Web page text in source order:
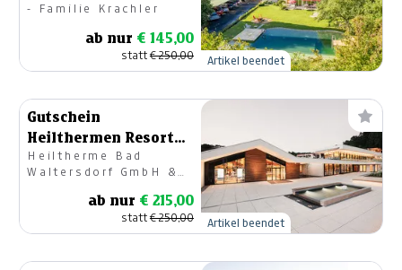
- Familie Krachler
ab nur € 145,00
statt€ 250,00 Artikel beendet
Gutschein
Heilthermen Resort
Bad Waltersdorf
Heiltherme Bad
Waltersdorf GmbH &
ab nur € 215,00
statt€ 250,00 Artikel beendet